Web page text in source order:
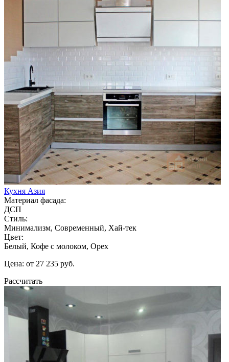
Кухня Азия
Материал фасада:
ДСП
Стиль:
Минимализм, Современный, Хай-тек
Цвет:
Белый, Кофе с молоком, Орех
Цена: от 27 235 руб.
Рассчитать